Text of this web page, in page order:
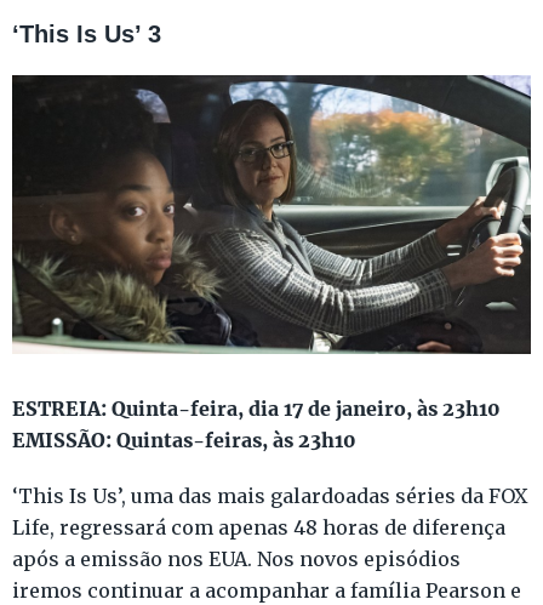
‘This Is Us’ 3
ESTREIA: Quinta-feira, dia 17 de janeiro, às 23h10
EMISSÃO: Quintas-feiras, às 23h10
‘This Is Us’, uma das mais galardoadas séries da FOX
Life, regressará com apenas 48 horas de diferença
após a emissão nos EUA. Nos novos episódios
iremos continuar a acompanhar a família Pearson e